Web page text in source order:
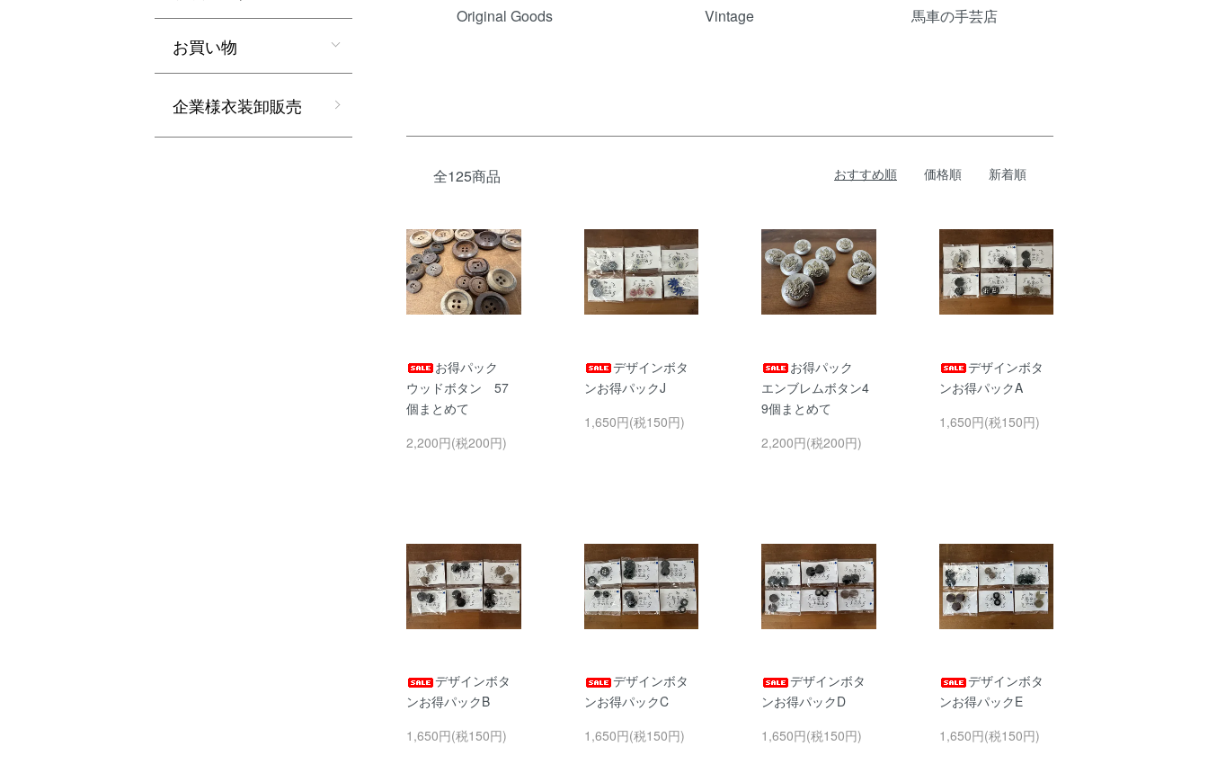
Original Goods Vintage 馬車の手芸店
全125商品 おすすめ順 価格順 新着順
お得パック
ウッドボタン 57
個まとめて
2,200円(税200円)
デザインボタ
ンお得パックJ
1,650円(税150円)
お得パック
エンブレムボタン4
9個まとめて
2,200円(税200円)
デザインボタ
ンお得パックA
1,650円(税150円)
デザインボタ
ンお得パックB
1,650円(税150円)
デザインボタ
ンお得パックC
1,650円(税150円)
デザインボタ
ンお得パックD
1,650円(税150円)
デザインボタ
ンお得パックE
1,650円(税150円)
お買い物
企業様衣装卸販売